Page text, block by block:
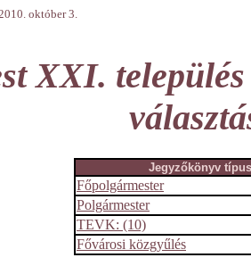
október 3.
XXI.
Jegyzőkönyv
Főpolgármester
Polgármester
TEVK: (10)
Fővárosi közgyűlés